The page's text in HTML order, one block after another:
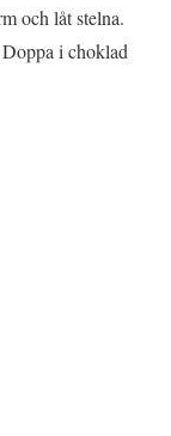
och låt stelna.
i choklad